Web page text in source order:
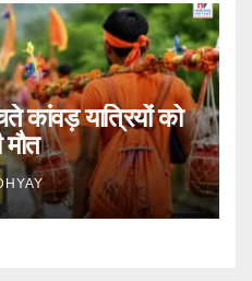
कांवड़ यात्रियों को